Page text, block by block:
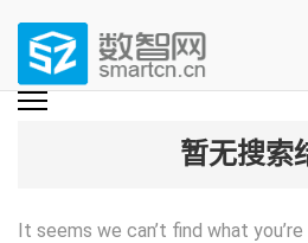
content
(Press
数智网
智能家居第一资讯门户 | 智能家居系统，
暂无搜索
It seems we can’t find what